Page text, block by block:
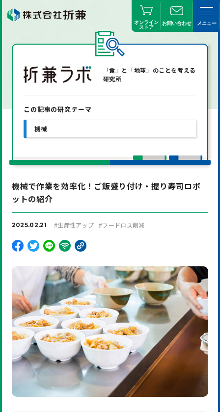
オンライン
ストア
お問い合わせ メニュー
「食 」 と 「地球 」 のことを考える
研究所
この記事の研究テーマ
機械
機械で作業を効率化！ご飯盛り付け・握り寿司ロボ
ットの紹介
2025.02.21 #生産性アップ #フードロス削減